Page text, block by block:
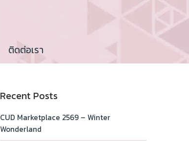
ติดต่อเรา
Recent Posts
CUD Marketplace 2569 – Winter
Wonderland